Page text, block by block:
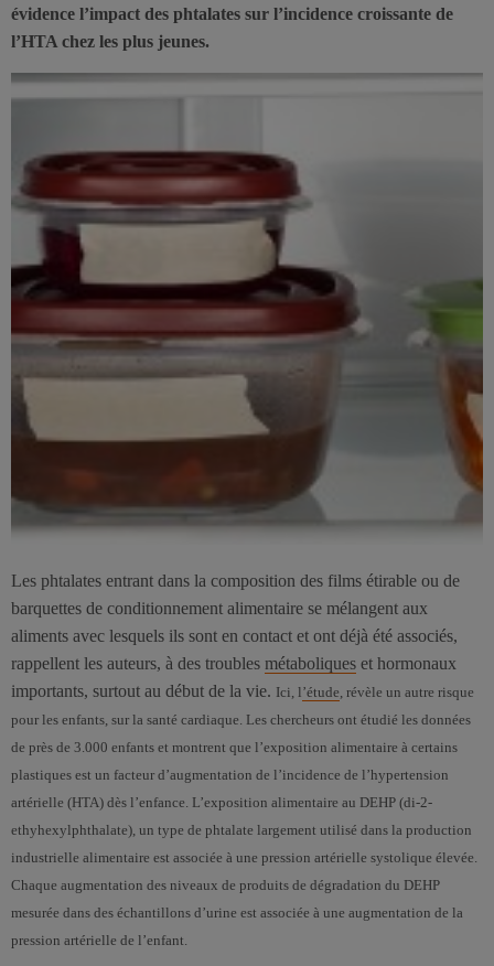
évidence l’impact des phtalates sur l’incidence croissante de
l’HTA chez les plus jeunes.
Les phtalates entrant dans la composition des films étirable ou de
barquettes de conditionnement alimentaire se mélangent aux
aliments avec lesquels ils sont en contact et ont déjà été associés,
rappellent les auteurs, à des troubles métaboliques et hormonaux
importants, surtout au début de la vie. Ici, l’étude, révèle un autre risque
pour les enfants, sur la santé cardiaque. Les chercheurs ont étudié les données
de près de 3.000 enfants et montrent que l’exposition alimentaire à certains
plastiques est un facteur d’augmentation de l’incidence de l’hypertension
artérielle (HTA) dès l’enfance. L’exposition alimentaire au DEHP (di-2-
ethyhexylphthalate), un type de phtalate largement utilisé dans la production
industrielle alimentaire est associée à une pression artérielle systolique élevée.
Chaque augmentation des niveaux de produits de dégradation du DEHP
mesurée dans des échantillons d’urine est associée à une augmentation de la
pression artérielle de l’enfant.